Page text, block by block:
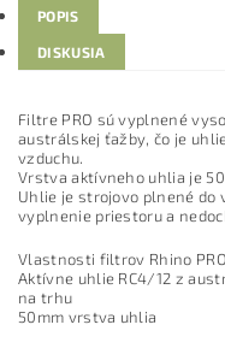
POPIS
DISKUSIA
Filtre PRO sú vyplnené
austrálskej ťažby, čo je
vzduchu.
Vrstva aktívneho uhlia je
Uhlie je strojovo plnené do
vyplnenie priestoru a
Vlastnosti filtrov Rhino
Aktívne uhlie RC4/12 z
na trhu
50mm vrstva uhlia